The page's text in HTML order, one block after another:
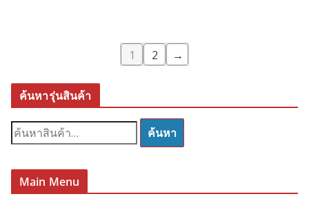
1 2 →
ค้นหารุ่นสินค้า
ค้
น
:
ค้นหา
Main Menu